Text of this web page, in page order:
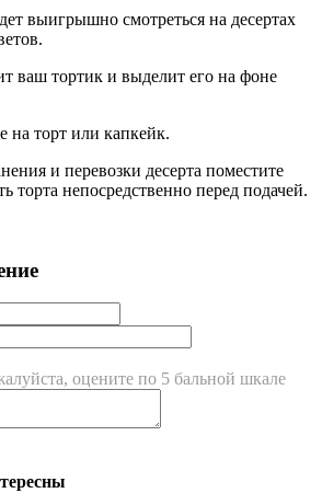
выигрышно смотреться на десертах
ваш тортик и выделит его на фоне
на торт или капкейк.
и перевозки десерта поместите
торта непосредственно перед подачей.
оцените по 5 бальной шкале